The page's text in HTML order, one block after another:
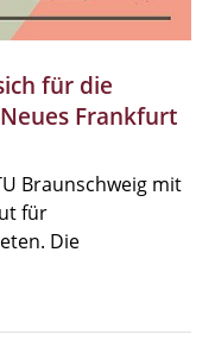
für die
Frankfurt
Braunschweig mit
für
Die